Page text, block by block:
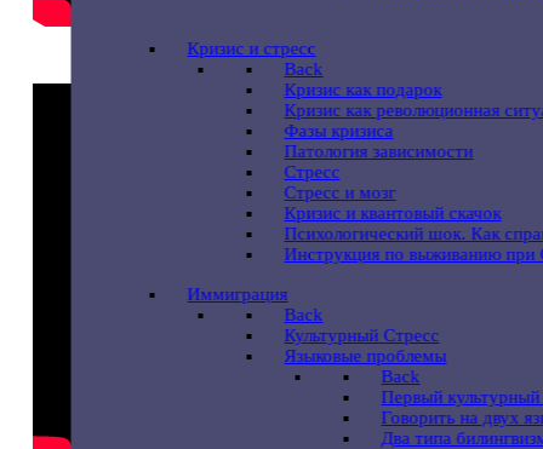
Кризис и стресс
Back
Кризис как подарок
Кризис как революционная
Фазы кризиса
Патология зависимости
Стресс
Стресс и мозг
Кризис и квантовый скачок
Психологический шок. Как
Инструкция по выживанию при
Иммиграция
Back
Культурный Стресс
Языковые проблемы
Back
Первый
Говорить на двух
Два типа